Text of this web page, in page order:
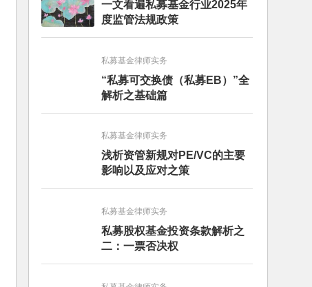
一文看遍私募基金行业2025年
度监管法规政策
私募基金律师实务
“私募可交换债（私募EB）”全
解析之基础篇
私募基金律师实务
浅析资管新规对PE/VC的主要
影响以及应对之策
私募基金律师实务
私募股权基金投资条款解析之
二：一票否决权